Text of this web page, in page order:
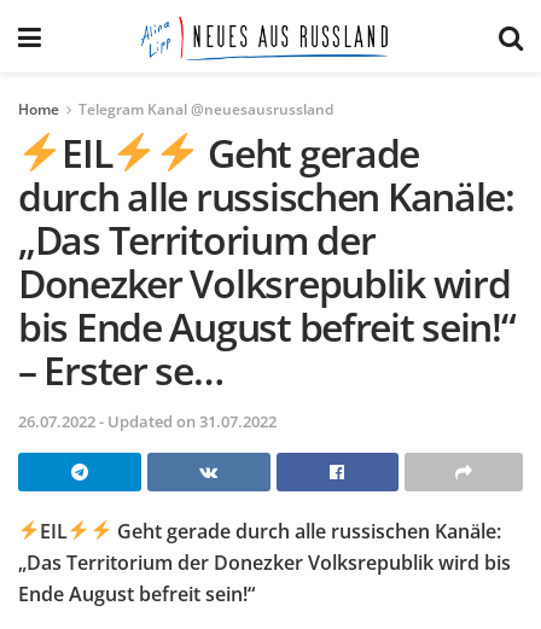
Home Telegram Kanal @neuesausrussland
EIL
Geht gerade
durch alle russischen Kanäle:
„Das Territorium der
Donezker Volksrepublik wird
bis Ende August befreit sein!“
– Erster se…
26.07.2022 - Updated on 31.07.2022
EIL
Geht gerade durch alle russischen Kanäle:
„Das Territorium der Donezker Volksrepublik wird bis
Ende August befreit sein!“